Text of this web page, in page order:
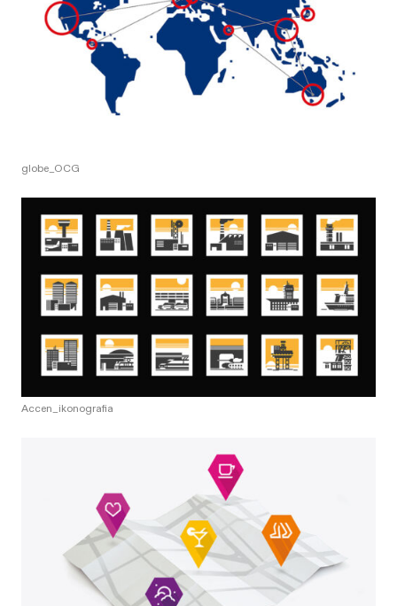
globe_OCG
Accen_ikonografia